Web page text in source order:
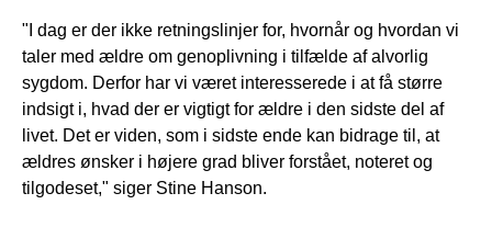
"I dag er der ikke retningslinjer for, hvornår og hvordan vi
taler med ældre om genoplivning i tilfælde af alvorlig
sygdom. Derfor har vi været interesserede i at få større
indsigt i, hvad der er vigtigt for ældre i den sidste del af
livet. Det er viden, som i sidste ende kan bidrage til, at
ældres ønsker i højere grad bliver forstået, noteret og
tilgodeset," siger Stine Hanson.